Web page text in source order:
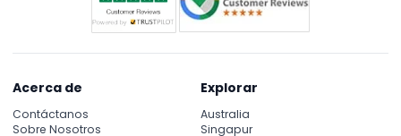
Acerca de
Contáctanos
Sobre Nosotros
Explorar
Australia
Singapur